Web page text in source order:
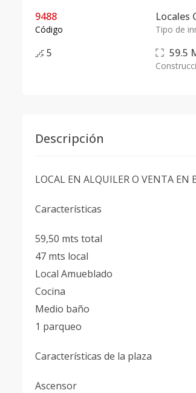
9488
Código
Locales
Tipo de
5 59.5
Descripción
LOCAL EN ALQUILER O VENTA EN
Características
59,50 mts total
47 mts local
Local Amueblado
Cocina
Medio baño
1 parqueo
Características de la plaza
Ascensor